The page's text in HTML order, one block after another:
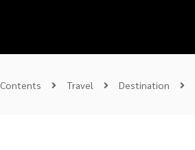
Contents Travel Destination